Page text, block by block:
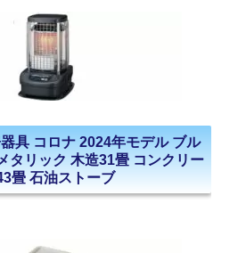
具 コロナ 2024年モデル ブル
タリック 木造31畳 コンクリー
畳 石油ストーブ